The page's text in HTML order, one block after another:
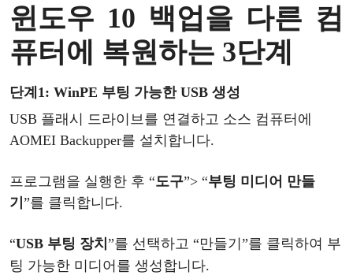
윈도우 10 백업을 다른 컴
퓨터에 복원하는 3단계
단계 1 : WinPE 부팅 가능한 USB 생성
USB 플래시 드라이브를 연결하고 소스 컴퓨터에
AOMEI Backupper를 설치합니다.
프로그램을 실행한 후 “도구”> “부팅 미디어 만들
기 ”를 클릭합니다.
“USB 부팅 장치 ”를 선택하고 “만들기”를 클릭하여 부
팅 가능한 미디어를 생성합니다.